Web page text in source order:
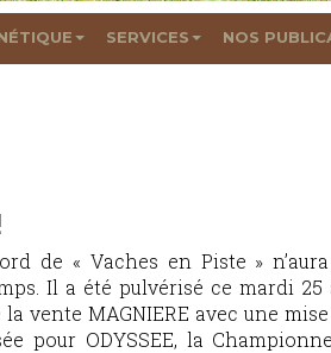
SERVICES NOS
de « Vaches en Piste »
Il a été pulvérisé ce mardi 25
vente MAGNIERE avec une mise
pour ODYSSEE, la